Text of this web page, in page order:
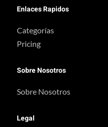
Enlaces Rapidos
Categorías
Pricing
Sobre Nosotros
Sobre Nosotros
Legal